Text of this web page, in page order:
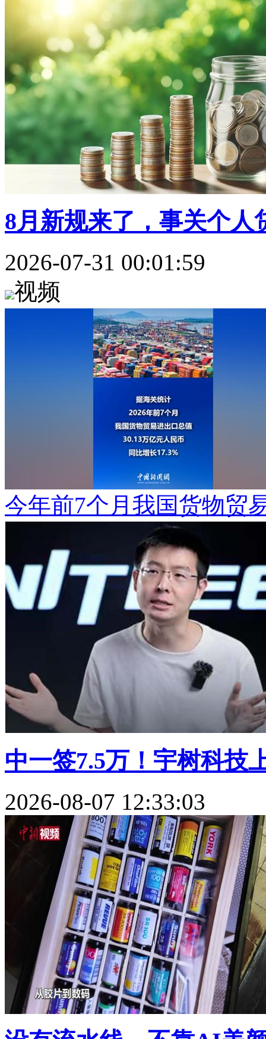
8月新规来了，事关个人
2026-07-31 00:01:59
视频
今年前7个月我国货物贸
中一签7.5万！宇树科技
2026-08-07 12:33:03